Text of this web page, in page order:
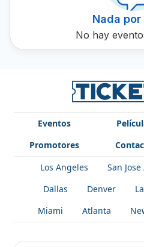
Nada por
No hay
Eventos
Promotores
Los Angeles
San
Dallas
Denver
Miami
Atlanta